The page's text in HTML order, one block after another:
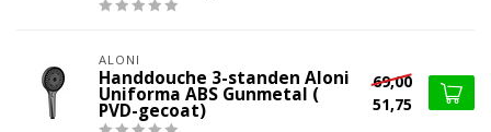
ALONI
Handdouche 3-standen Aloni
Uniforma ABS Gunmetal (
PVD-gecoat)
69,00
51,75